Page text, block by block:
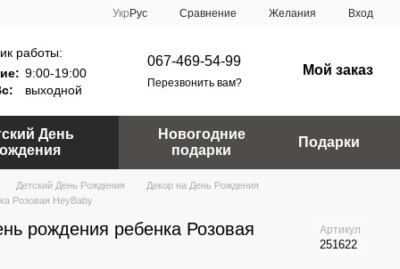
Укр Рус Сравнение Желания Вход
работы:
9:00-19:00
выходной
067-469-54-99
Перезвонить вам?
Мой заказ
День
Новогодние
подарки
Подарки
Детский День Рождения
Декор на День Рождения
Розовая HeyBaby
рождения ребенка Розовая Артикул
251622